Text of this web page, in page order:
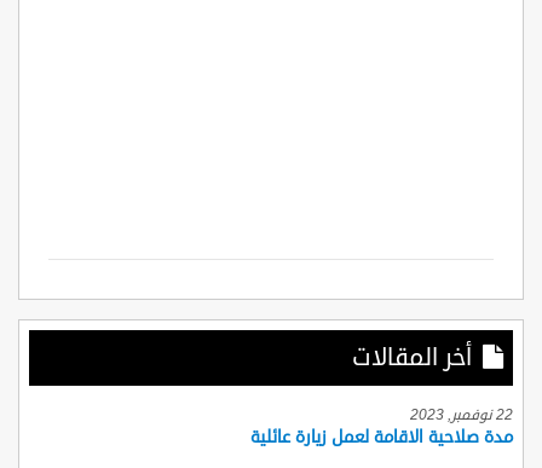
أخر المقالات
22 نوفمبر, 2023
مدة صلاحية الاقامة لعمل زيارة عائلية